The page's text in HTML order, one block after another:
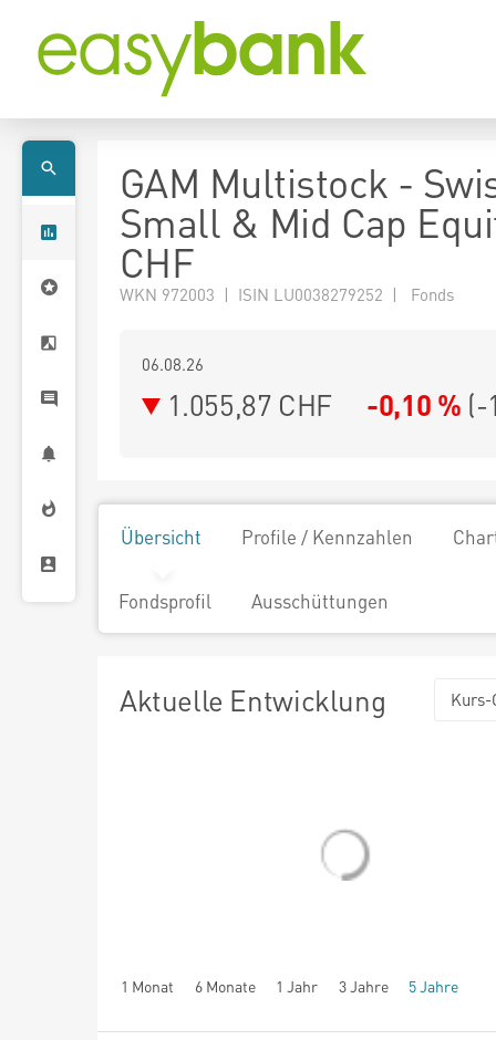
GAM Multistock -
Small & Mid Cap
CHF
WKN 972003 | ISIN LU0038279252 | Fonds
06.08.26
1.055,87 CHF -0,10 % (-
Übersicht Profile / Kennzahlen
Fondsprofil Ausschüttungen
Aktuelle Entwicklung Kurs-
1 Monat 6 Monate 1 Jahr 3 Jahre 5 Jahre
seit Beginn